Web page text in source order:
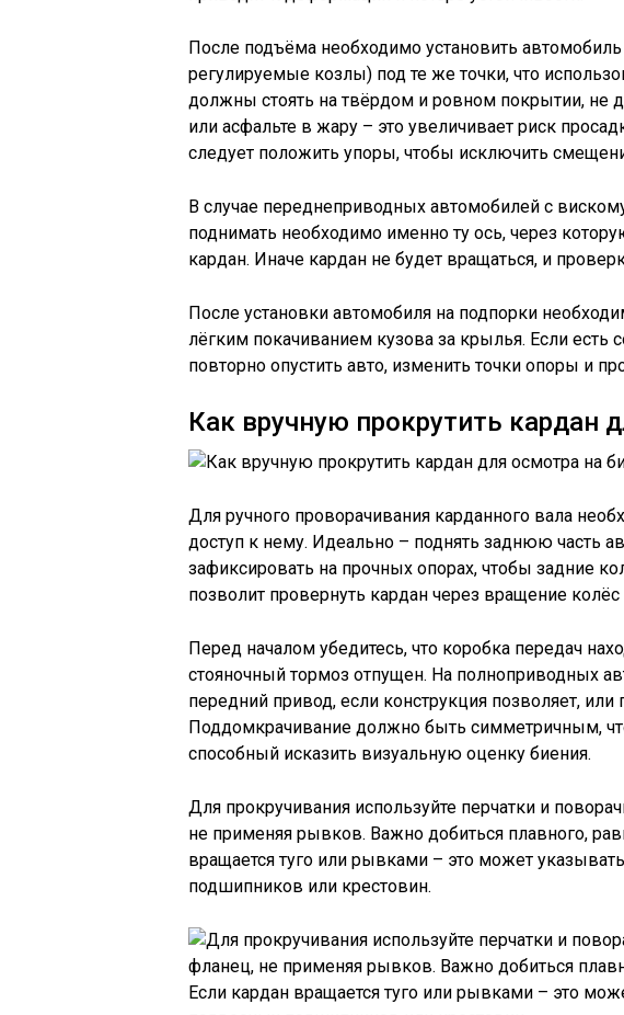
После подъёма необходимо установить
регулируемые козлы) под те же точки, что
должны стоять на твёрдом и ровном покрытии, не
или асфальте в жару – это увеличивает риск
следует положить упоры, чтобы исключить
В случае переднеприводных автомобилей с
поднимать необходимо именно ту ось, через
кардан. Иначе кардан не будет вращаться, и
После установки автомобиля на подпорки
лёгким покачиванием кузова за крылья. Если есть
повторно опустить авто, изменить точки опоры и
Как вручную прокрутить кардан
Для ручного проворачивания карданного вала
доступ к нему. Идеально – поднять заднюю часть
зафиксировать на прочных опорах, чтобы задние
позволит провернуть кардан через вращение
Перед началом убедитесь, что коробка передач
стояночный тормоз отпущен. На полноприводных
передний привод, если конструкция позволяет, или
Поддомкрачивание должно быть симметричным,
способный исказить визуальную оценку биения.
Для прокручивания используйте перчатки и
не применяя рывков. Важно добиться плавного,
вращается туго или рывками – это может
подшипников или крестовин.